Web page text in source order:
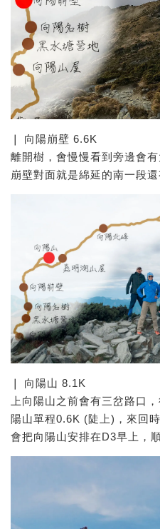
❘ 向陽崩壁 6.6K
離開樹，會慢慢看到旁邊會
崩壁對面就是綿延的南一段
❘ 向陽山 8.1K
上向陽山之前會有三岔路口
陽山單程0.6K (陡上)，來回
會把向陽山安排在D3早上，